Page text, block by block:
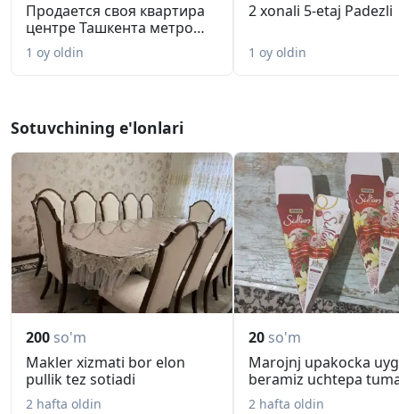
Продается своя квартира
центре Ташкента метро
Шахр...
1 oy oldin
2 xonali 5-etaj Padezli
1 oy oldin
Sotuvchining e'lonlari
200 so'm
Makler xizmati bor elon
pullik tez sotiadi
2 hafta oldin
20 so'm
Marojnj upakocka
beramiz uchtepa
boyic...
2 hafta oldin